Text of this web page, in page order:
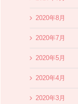
2020年8月
2020年7月
2020年5月
2020年4月
2020年3月